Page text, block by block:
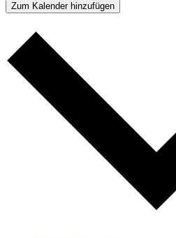
Zum Kalender hinzufügen